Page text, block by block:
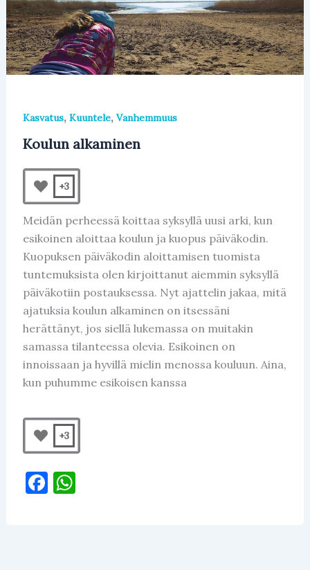
k
Kasvatus, Kuuntele, Vanhemmuus
Koulun alkaminen
+3
Meidän perheessä koittaa syksyllä uusi arki, kun
esikoinen aloittaa koulun ja kuopus päiväkodin.
Kuopuksen päiväkodin aloittamisen tuomista
tuntemuksista olen kirjoittanut aiemmin syksyllä
päiväkotiin postauksessa. Nyt ajattelin jakaa, mitä
ajatuksia koulun alkaminen on itsessäni
herättänyt, jos siellä lukemassa on muitakin
samassa tilanteessa olevia. Esikoinen on
innoissaan ja hyvillä mielin menossa kouluun. Aina,
kun puhumme esikoisen kanssa
+3
F W